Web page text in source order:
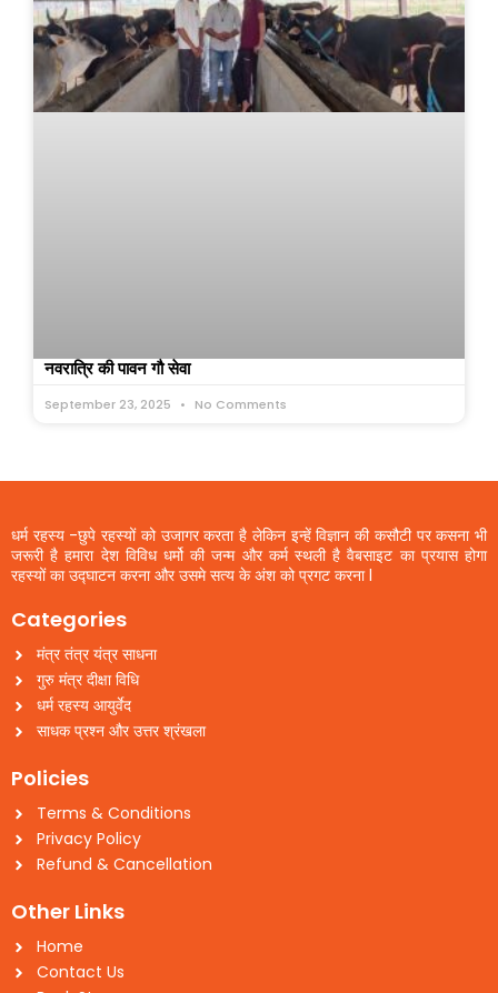
नवरात्रि की पावन गौ सेवा
September 23, 2025 No Comments
धर्म रहस्य -छुपे रहस्यों को उजागर करता है लेकिन इन्हें विज्ञान की कसौटी पर कसना भी
जरूरी है हमारा देश विविध धर्मो की जन्म और कर्म स्थली है वैबसाइट का प्रयास होगा
रहस्यों का उद्घाटन करना और उसमे सत्य के अंश को प्रगट करना l
Categories
मंत्र तंत्र यंत्र साधना
गुरु मंत्र दीक्षा विधि
धर्म रहस्य आयुर्वेद
साधक प्रश्न और उत्तर श्रंखला
Policies
Terms & Conditions
Privacy Policy
Refund & Cancellation
Other Links
Home
Contact Us